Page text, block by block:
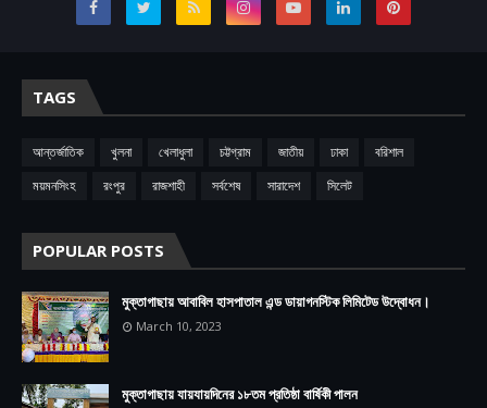
TAGS
আন্তর্জাতিক খুলনা খেলাধুলা চট্টগ্রাম জাতীয় ঢাকা
বরিশাল
ময়মনসিংহ
রংপুর রাজশাহী সর্বশেষ সারাদেশ সিলেট
POPULAR POSTS
মুক্তাগাছায় আবাবিল হাসপাতাল এন্ড ডায়াগনস্টিক লিমিটেড উদ্বোধন।
March 10, 2023
মুক্তাগাছায় যায়যায়দিনের ১৮তম প্রতিষ্ঠা বার্ষিকী পালন